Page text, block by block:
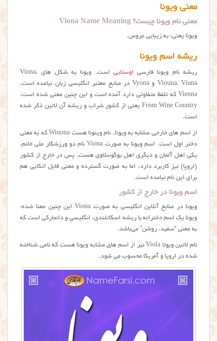
معنی ویونا
معنی نام ویونا چیست؟ Viona Name Meaning
ویونا یعنی: به زیبایی عروس.
ریشه اسم ویونا
ریشه نام ویونا فارسی اوستایی
است. ویونا به شکل های Viona،
Viouna، Viuna و Vyona در منابع معتبر انگلیسی زبان نیامده است.
Vienna که تلفظ متفاوتی دارد آمده است و این چنین معنی شده است:
From Wine Country یعنی از کشور شراب و ریشه آن لاتین ذکر شده
است.
از اسم های خارجی مشابه به ویونا، نام وینونا هست Winona که به معنی
دختر اول است. اسم ویونا به صورت Viona نام دو ورزشکار ملی خانم،
یکی اهل آلمان و دیگری اهل یوگوسلاوی هست. پس در خارج از کشور
(اروپا) نیز کاربرد دارد، اما به صورت گسترده و معنی قابل اتکایی هم
برای این نام نیامده است.
اسم ویونا در خارج از کشور
ویونا در منابع آنلاین انگلیسی به صورت Viona این چنین معنا شده:
ویونا یک اسم دخترانه با ریشه اسکاتلندی، انگلیسی و دانمارکی است که
به معنی “سفید، روشن” می‌باشد.
نام لاتین ویولا Viola نیز از اسم های مشابه ویونا هست که نامی شناخته
شده در اروپا و آمریکا محسوب می شود.